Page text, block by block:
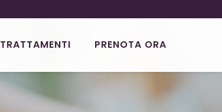
TRATTAMENTI PRENOTA ORA